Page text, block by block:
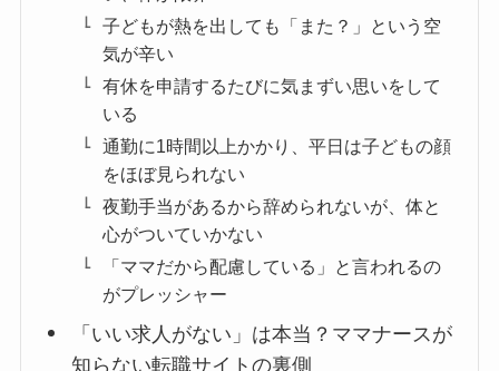
子どもが熱を出しても「また？」という空
気が辛い
有休を申請するたびに気まずい思いをして
いる
通勤に1時間以上かかり、平日は子どもの顔
をほぼ見られない
夜勤手当があるから辞められないが、体と
心がついていかない
「ママだから配慮している」と言われるの
がプレッシャー
「いい求人がない」は本当？ママナースが
知らない転職サイトの裏側